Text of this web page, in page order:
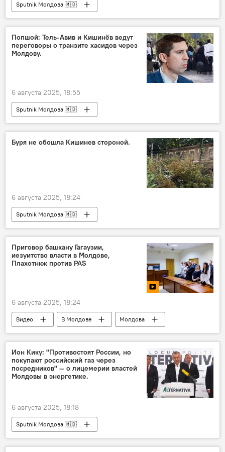
Sputnik Молдова 🇲🇩
Попшой: Тель-Авив и Кишинёв ведут
переговоры о транзите хасидов через
Молдову.
6 августа 2025, 18:55
Sputnik Молдова 🇲🇩
Буря не обошла Кишинев стороной.
6 августа 2025, 18:24
Sputnik Молдова 🇲🇩
Приговор башкану Гагаузии,
иезуитство власти в Молдове,
Плахотнюк против PAS
6 августа 2025, 18:24
Видео В Молдове
Молдова
Гагаузия
Сергей Мишин
Ион Кику: "Противостоят России, но
покупают российский газ через
посредников" — о лицемерии властей
Молдовы в энергетике.
6 августа 2025, 18:18
Sputnik Молдова 🇲🇩